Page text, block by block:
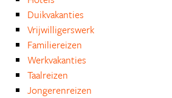
Duikvakanties
Vrijwilligerswerk
Familiereizen
Werkvakanties
Taalreizen
Jongerenreizen